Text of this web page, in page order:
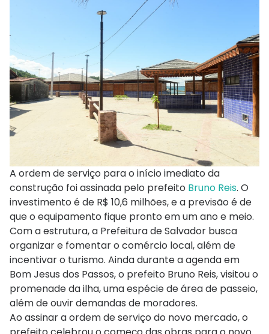
A ordem de serviço para o início imediato da
construção foi assinada pelo prefeito Bruno Reis. O
investimento é de R$ 10,6 milhões, e a previsão é de
que o equipamento fique pronto em um ano e meio.
Com a estrutura, a Prefeitura de Salvador busca
organizar e fomentar o comércio local, além de
incentivar o turismo. Ainda durante a agenda em
Bom Jesus dos Passos, o prefeito Bruno Reis, visitou o
promenade da ilha, uma espécie de área de passeio,
além de ouvir demandas de moradores.
Ao assinar a ordem de serviço do novo mercado, o